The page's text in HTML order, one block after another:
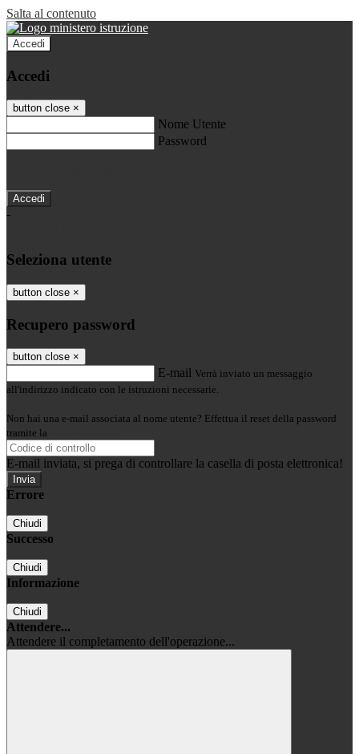
Salta al contenuto
Accedi
Accedi
button close ×
Nome Utente
Password
-
Seleziona utente
button close ×
Recupero password
button close ×
E-mail Verrà inviato un messaggio
all'indirizzo indicato con le istruzioni necessarie.
Non hai una e-mail associata al nome utente? Effettua il reset della password
tramite la
E-mail inviata, si prega di controllare la casella di posta elettronica!
Errore
Chiudi
Successo
Chiudi
Informazione
Chiudi
Attendere...
Attendere il completamento dell'operazione...